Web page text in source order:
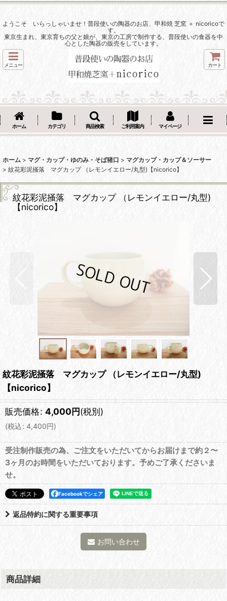
ようこそ いらっしゃいませ！普段使いの陶器のお店、甲和焼 芝窯 ＋ nicoricoで
す。
東京生まれ、東京育ちの父と娘が、東京の工房で制作する、普段使いの食器を中
心とした陶器の販売をしています。
メニュー カート
ホーム カテゴリ 商品検索 ご利用案内 マイページ
ホーム > マグ・カップ・ゆのみ・そば猪口 > マグカップ・カップ＆ソーサー
> 紋花彩泥掻落 マグカップ （レモンイエロー/丸型)【nicorico】
紋花彩泥掻落 マグカップ （レモンイエロー/丸型)
【nicorico】
紋花彩泥掻落 マグカップ （レモンイエロー/丸型)
【nicorico】
販売価格: 4,000円(税別)
(税込: 4,400円)
受注制作販売の為、ご注文をいただいてからお届けまで約２〜
3ヶ月のお時間をいただいております。予めご了承くださいま
せ。
Facebookでシェア
返品特約に関する重要事項
お問い合わせ
商品詳細